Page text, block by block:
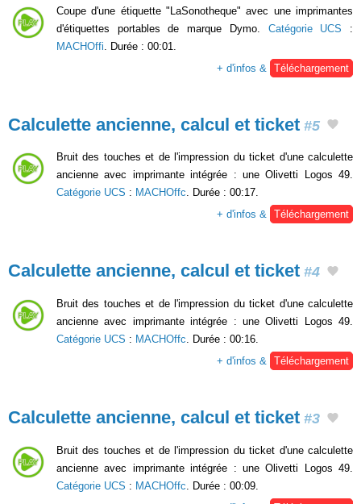
Coupe d'une étiquette "LaSonotheque" avec une imprimantes
d'étiquettes portables de marque Dymo. Catégorie UCS :
MACHOffi . Durée : 00:01.
+ d'infos &
Téléchargement
Calculette ancienne, calcul et ticket #5
Bruit des touches et de l'impression du ticket d'une calculette
ancienne avec imprimante intégrée : une Olivetti Logos 49.
Catégorie UCS : MACHOffc. Durée : 00:17.
+ d'infos & Téléchargement
Calculette ancienne, calcul et ticket #4
Bruit des touches et de l'impression du ticket d'une calculette
ancienne avec imprimante intégrée : une Olivetti Logos 49.
Catégorie UCS : MACHOffc . Durée : 00:16.
+ d'infos &
Téléchargement
Calculette ancienne, calcul et ticket #3
Bruit des touches et de l'impression du ticket d'une calculette
ancienne avec imprimante intégrée : une Olivetti Logos 49.
Catégorie UCS : MACHOffc . Durée : 00:09.